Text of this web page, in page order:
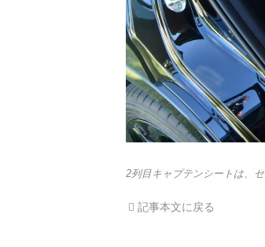
2列目キャプテンシートは、
記事本文に戻る